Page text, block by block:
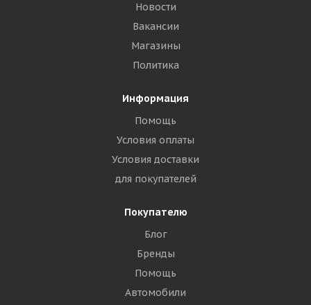
Новости
Вакансии
Магазины
Политика
Информация
Помощь
Условия оплаты
Условия доставки
для покупателей
Покупателю
Блог
Бренды
Помощь
Автомобили